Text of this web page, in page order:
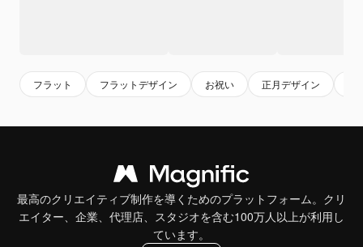
フラット フラットデザイン お祝い 正月デザイン
最高のクリエイティブ制作を導くためのプラットフォーム。クリ
エイター、企業、代理店、スタジオを含む100万人以上が利用し
ています。